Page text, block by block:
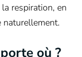
respiration, en
naturellement.
où ?